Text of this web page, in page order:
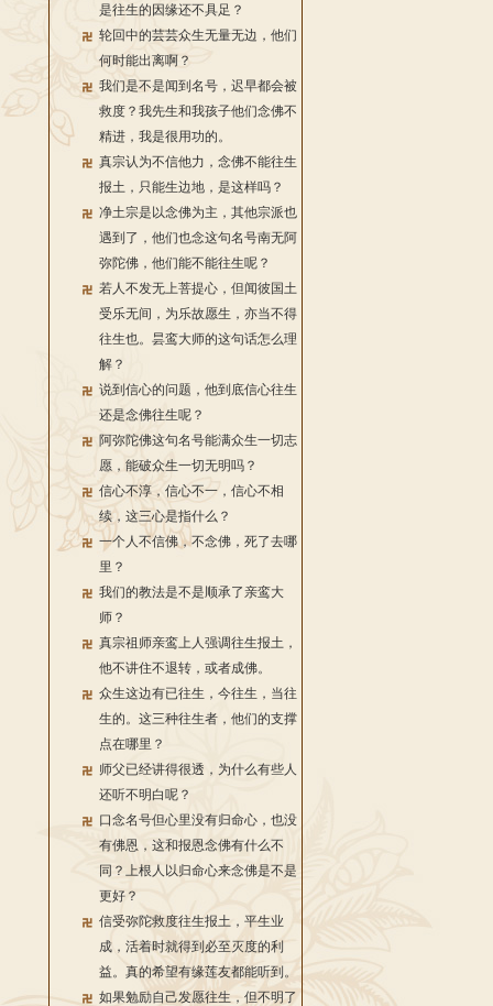
是往生的因缘还不具足？
轮回中的芸芸众生无量无边，他们
何时能出离啊？
我们是不是闻到名号，迟早都会被
救度？我先生和我孩子他们念佛不
精进，我是很用功的。
真宗认为不信他力，念佛不能往生
报土，只能生边地，是这样吗？
净土宗是以念佛为主，其他宗派也
遇到了，他们也念这句名号南无阿
弥陀佛，他们能不能往生呢？
若人不发无上菩提心，但闻彼国土
受乐无间，为乐故愿生，亦当不得
往生也。昙鸾大师的这句话怎么理
解？
说到信心的问题，他到底信心往生
还是念佛往生呢？
阿弥陀佛这句名号能满众生一切志
愿，能破众生一切无明吗？
信心不淳，信心不一，信心不相
续，这三心是指什么？
一个人不信佛，不念佛，死了去哪
里？
我们的教法是不是顺承了亲鸾大
师？
真宗祖师亲鸾上人强调往生报土，
他不讲住不退转，或者成佛。
众生这边有已往生，今往生，当往
生的。这三种往生者，他们的支撑
点在哪里？
师父已经讲得很透，为什么有些人
还听不明白呢？
口念名号但心里没有归命心，也没
有佛恩，这和报恩念佛有什么不
同？上根人以归命心来念佛是不是
更好？
信受弥陀救度往生报土，平生业
成，活着时就得到必至灭度的利
益。真的希望有缘莲友都能听到。
如果勉励自己发愿往生，但不明了